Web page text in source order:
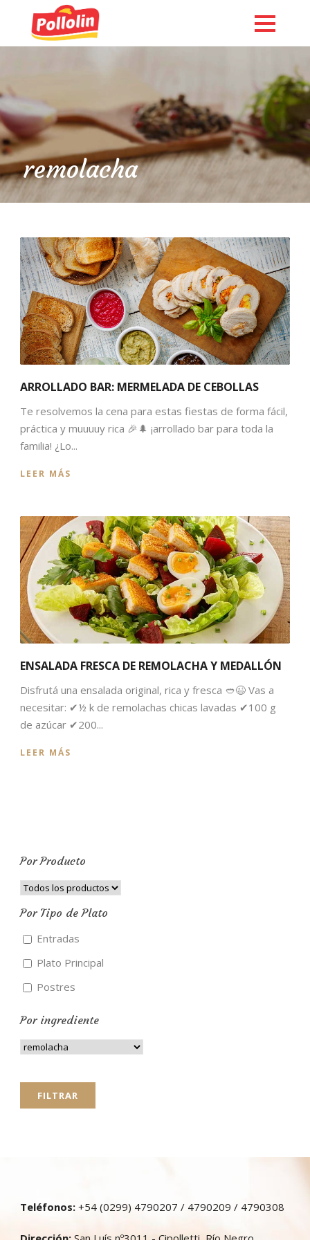
English
remolacha
ARROLLADO BAR: MERMELADA DE CEBOLLAS
Te resolvemos la cena para estas fiestas de forma fácil,
práctica y muuuuy rica 🎉🌲 ¡arrollado bar para toda la
familia! ¿Lo...
LEER MÁS
ENSALADA FRESCA DE REMOLACHA Y MEDALLÓN
Disfrutá una ensalada original, rica y fresca 🥙😉 Vas a
necesitar: ✔½ k de remolachas chicas lavadas ✔100 g
de azúcar ✔200...
LEER MÁS
Por Producto
Por Tipo de Plato
Entradas
Plato Principal
Postres
Por ingrediente
Teléfonos: +54 (0299) 4790207 / 4790209 / 4790308